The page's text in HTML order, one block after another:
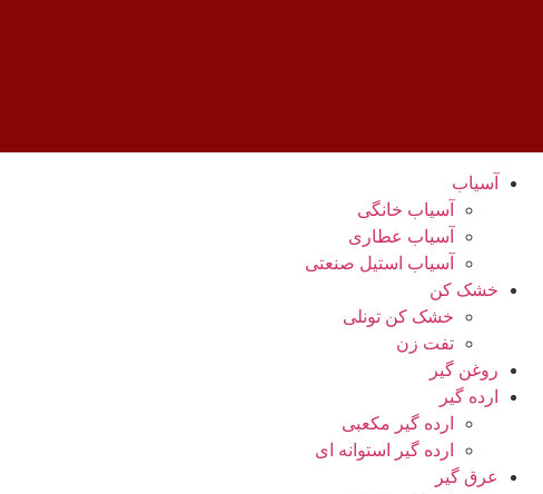
آسیاب
آسیاب خانگی
آسیاب عطاری
آسیاب استیل صنعتی
خشک کن
خشک کن تونلی
تفت زن
روغن گیر
ارده گیر
ارده گیر مکعبی
ارده گیر استوانه ای
عرق گیر